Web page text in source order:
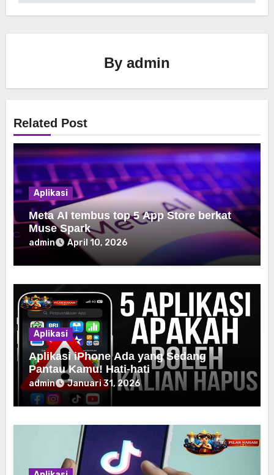
By admin
Related Post
Aplikasi
Meta AI tembus top 5 App Store berkat
Muse Spark
admin April 10, 2026
Aplikasi
Aplikasi iPhone Ada yang Sedang
Pantau Kamu! Hati-hati
admin Januari 31, 2026